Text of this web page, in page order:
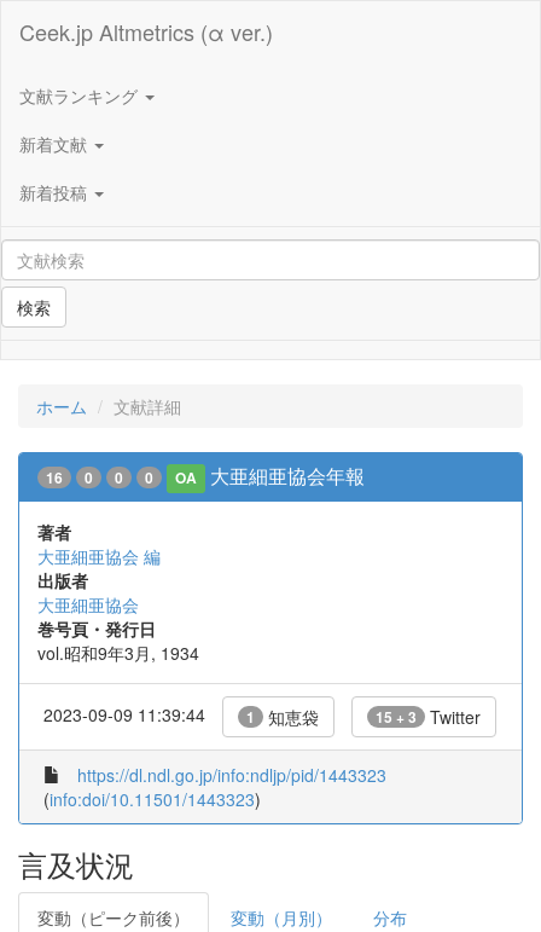
Ceek.jp Altmetrics (α ver.)
文献ランキング
新着文献
新着投稿
検索
ホーム 文献詳細
16 0 0 0 OA 大亜細亜協会年報
著者
大亜細亜協会 編
出版者
大亜細亜協会
巻号頁・発行日
vol.昭和9年3月, 1934
2023-09-09 11:39:44 1 知恵袋 15 + 3 Twitter
https://dl.ndl.go.jp/info:ndljp/pid/1443323
(info:doi/10.11501/1443323)
言及状況
変動（ピーク前後） 変動（月別） 分布